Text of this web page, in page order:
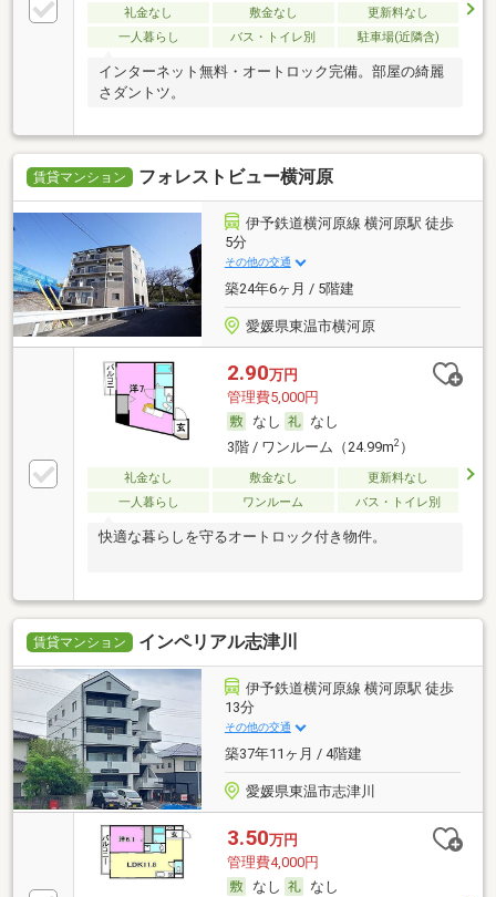
礼金なし 敷金なし
更新料なし
一人暮らし
バス・トイレ別 駐車場(近隣含)
インターネット無料・オートロック完備。部屋の綺麗
さダントツ。
賃貸マンション フォレストビュー横河原
伊予鉄道横河原線 横河原駅 徒歩
5分
その他の交通
築24年6ヶ月 / 5階建
愛媛県東温市横河原
2.90万円
管理費5,000円
なし
なし
3階 / ワンルーム（24.99m2）
礼金なし 敷金なし
更新料なし
一人暮らし
ワンルーム バス・トイレ別
快適な暮らしを守るオートロック付き物件。
賃貸マンション インペリアル志津川
伊予鉄道横河原線 横河原駅 徒歩
13分
その他の交通
築37年11ヶ月 / 4階建
愛媛県東温市志津川
3.50万円
管理費4,000円
なし
なし